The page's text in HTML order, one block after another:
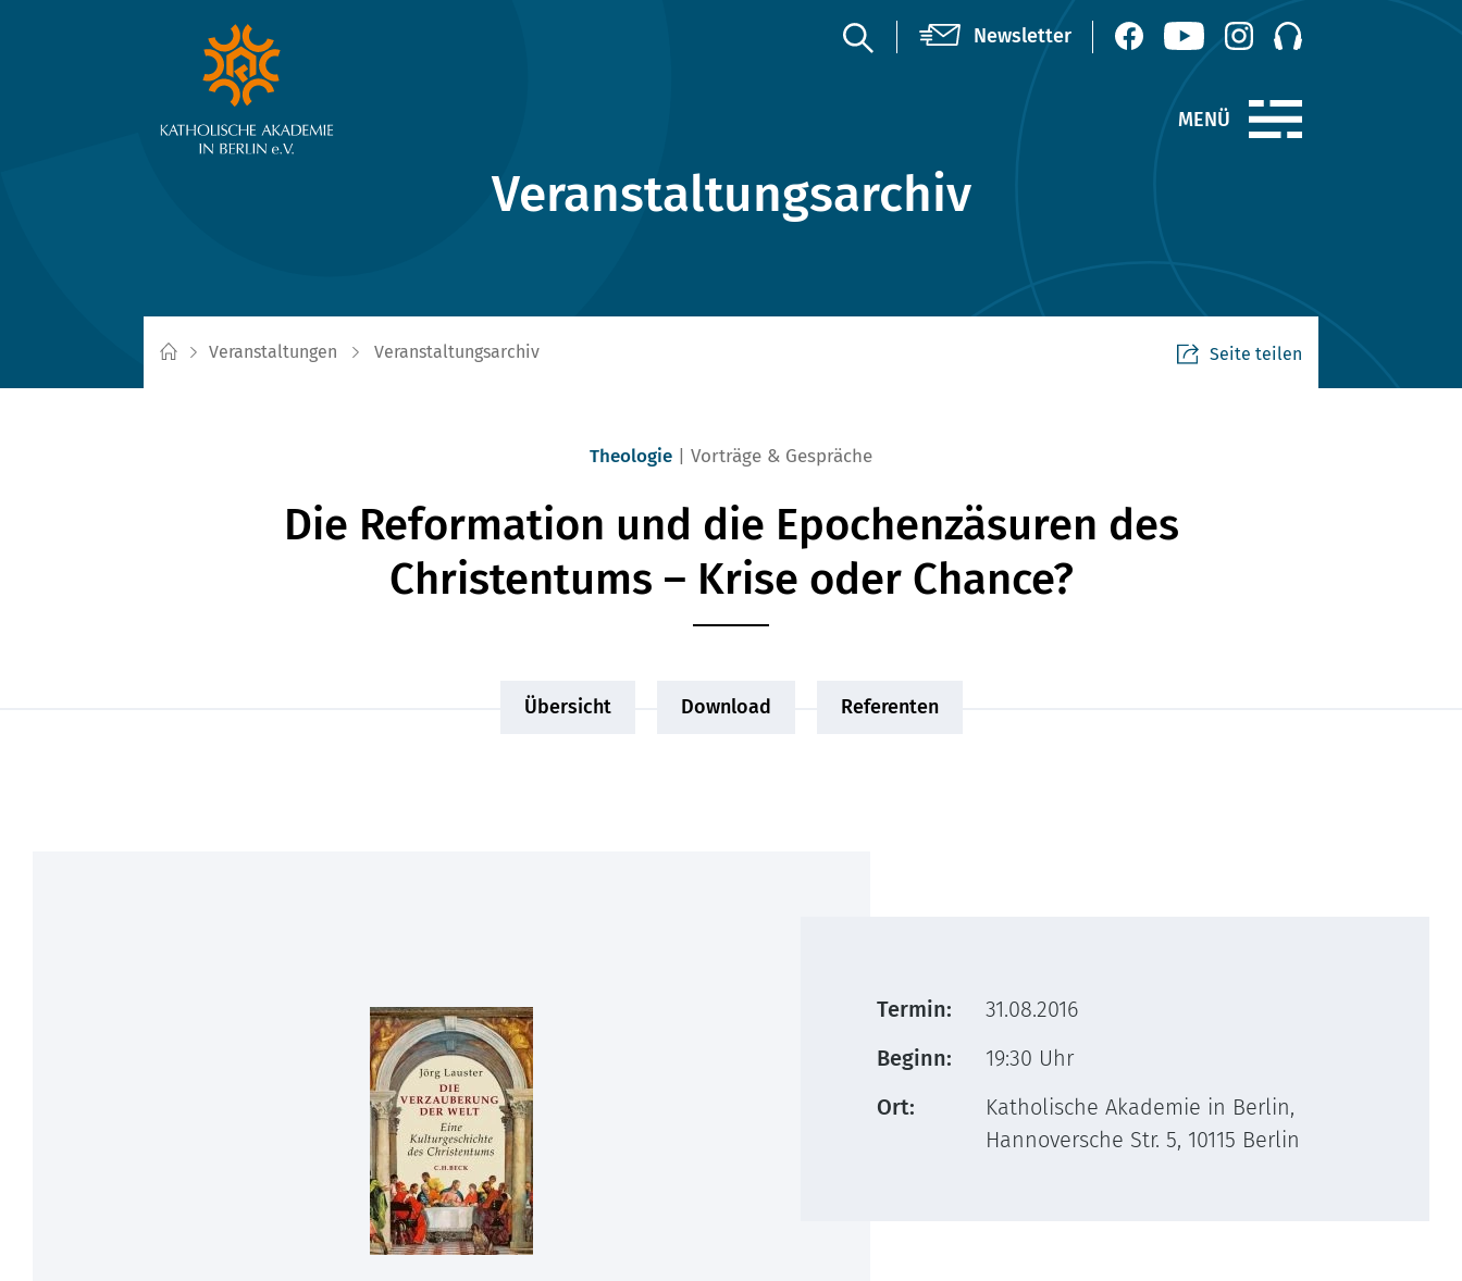
Veranstaltungsarchiv
Veranstaltungen Veranstaltungsarchiv Seite teilen
Theologie Vorträge & Gespräche
Die Reformation und die Epochenzäsuren des
Christentums – Krise oder Chance?
Übersicht Download Referenten
Termin:
31.08.2016
Beginn:
19:30 Uhr
Ort:
Katholische Akademie in Berlin,
Hannoversche Str. 5, 10115 Berlin